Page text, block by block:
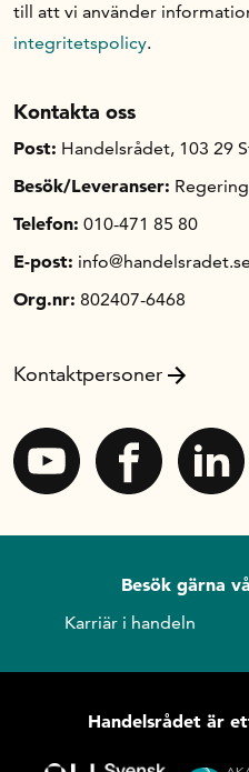
till att vi använder
integritetspolicy.
Kontakta oss
Post: Handelsrådet, 103 29
Besök/Leveranser:
Telefon: 010-471 85 80
E-post: info@handelsradet.se
Org.nr: 802407-6468
Kontaktpersoner
Besök gärna
Karriär i handeln
Handelsrådet är